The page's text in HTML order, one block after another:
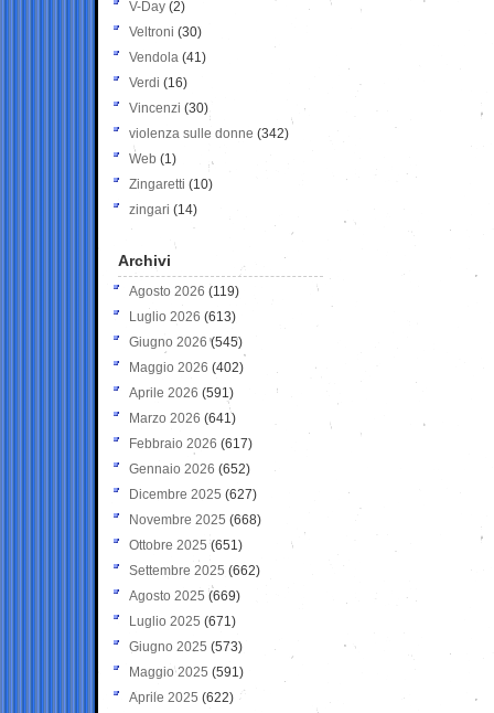
V-Day (2)
Veltroni (30)
Vendola (41)
Verdi (16)
Vincenzi (30)
violenza sulle donne (342)
Web (1)
Zingaretti (10)
zingari (14)
Archivi
Agosto 2026 (119)
Luglio 2026 (613)
Giugno 2026 (545)
Maggio 2026 (402)
Aprile 2026 (591)
Marzo 2026 (641)
Febbraio 2026 (617)
Gennaio 2026 (652)
Dicembre 2025 (627)
Novembre 2025 (668)
Ottobre 2025 (651)
Settembre 2025 (662)
Agosto 2025 (669)
Luglio 2025 (671)
Giugno 2025 (573)
Maggio 2025 (591)
Aprile 2025 (622)